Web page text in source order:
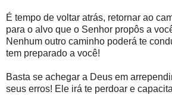
É tempo de voltar atrás, retornar ao
para o alvo que o Senhor propôs a
Nenhum outro caminho poderá te
tem preparado a você!
Basta se achegar a Deus em
seus erros! Ele irá te perdoar e